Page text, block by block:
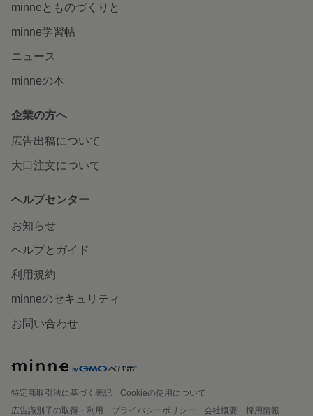
minneとものづくりと
minne学習帖
ニュース
minneの本
企業の方へ
広告出稿について
大口注文について
ヘルプセンター
お知らせ
ヘルプとガイド
利用規約
minneのセキュリティ
お問い合わせ
特定商取引法に基づく表記
Cookieの使用について
広告識別子の取得・利用
プライバシーポリシー 会社概要
採用情報